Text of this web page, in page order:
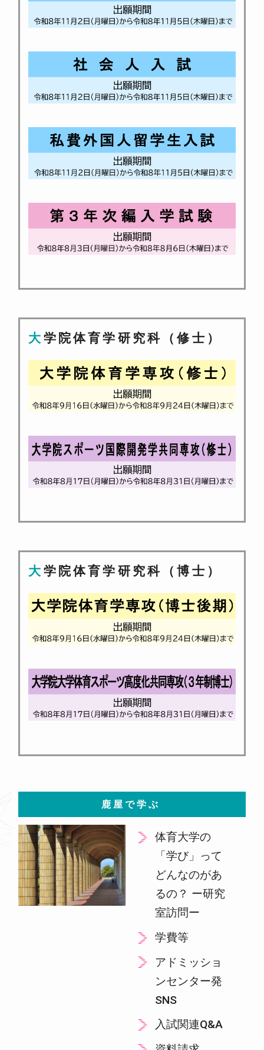
大学院体育学研究科（修士）
大学院体育学研究科（博士）
鹿屋で学ぶ
体育大学の
「学び」って
どんなのがあ
るの？ ー研究
室訪問ー
学費等
アドミッショ
ンセンター発
SNS
入試関連Q&A